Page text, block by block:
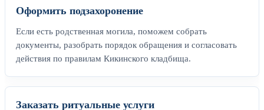
Оформить подзахоронение
Если есть родственная могила, поможем собрать
документы, разобрать порядок обращения и согласовать
действия по правилам Кикинского кладбища.
Заказать ритуальные услуги